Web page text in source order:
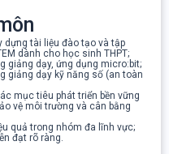
dựng tài liệu đào tạo và tập
dành cho học sinh THPT;
giảng dạy, ứng dụng micro:bit;
giảng dạy kỹ năng số (an toàn
mục tiêu phát triển bền vững
vệ môi trường và cân bằng
quả trong nhóm đa lĩnh vực;
đạt rõ ràng.